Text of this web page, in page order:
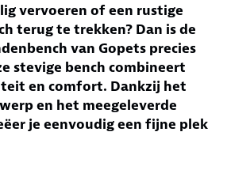
vervoeren of een rustige
terug te trekken? Dan is de
van Gopets precies
stevige bench combineert
en comfort. Dankzij het
en het meegeleverde
je eenvoudig een fijne plek